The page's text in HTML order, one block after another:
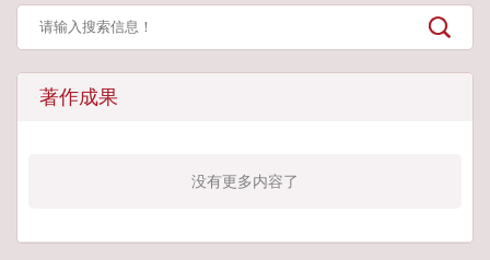
著作成果
没有更多内容了